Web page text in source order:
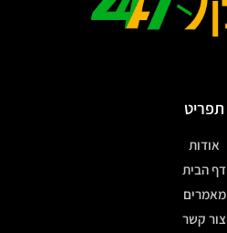
תפריט
אודות
דף הבית
מאמרים
צור קשר